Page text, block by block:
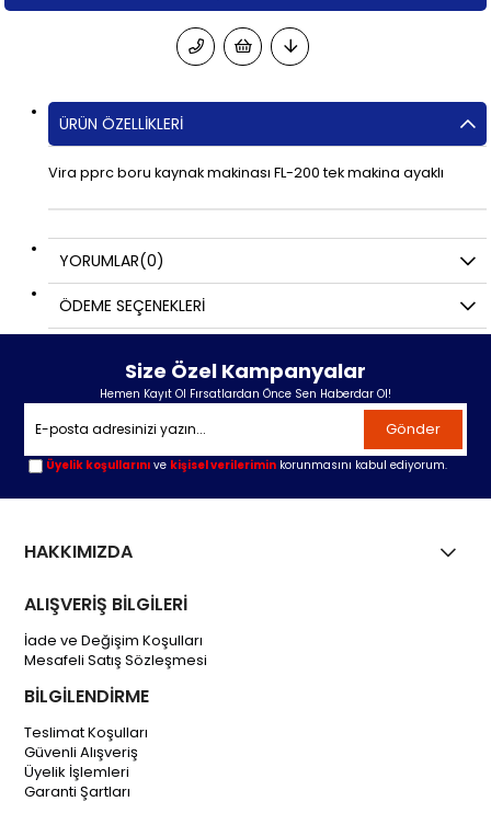
ÜRÜN ÖZELLIKLERI
Vira pprc boru kaynak makinası FL-200 tek makina ayaklı
YORUMLAR(0)
ÖDEME SEÇENEKLERI
Size Özel Kampanyalar
Hemen Kayıt Ol Fırsatlardan Önce Sen Haberdar Ol!
Gönder
Üyelik koşullarını ve kişisel verilerimin korunmasını kabul ediyorum.
HAKKIMIZDA
ALIŞVERİŞ BİLGİLERİ
İade ve Değişim Koşulları
Mesafeli Satış Sözleşmesi
BİLGİLENDİRME
Teslimat Koşulları
Güvenli Alışveriş
Üyelik İşlemleri
Garanti Şartları